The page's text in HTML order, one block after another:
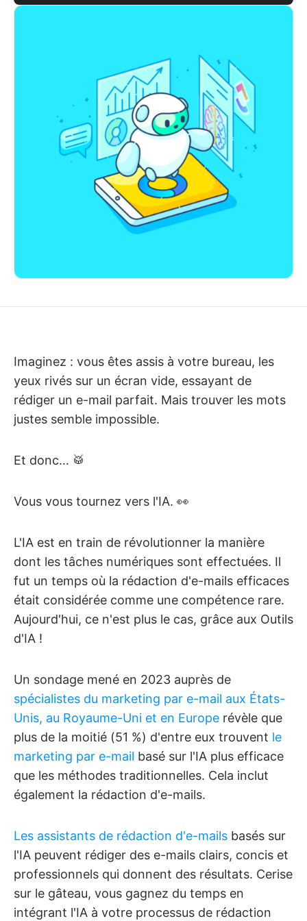
Imaginez : vous êtes assis à votre bureau, les
yeux rivés sur un écran vide, essayant de
rédiger un e-mail parfait. Mais trouver les mots
justes semble impossible.
Et donc… 🥁
Vous vous tournez vers l'IA. 👀
L'IA est en train de révolutionner la manière
dont les tâches numériques sont effectuées. Il
fut un temps où la rédaction d'e-mails efficaces
était considérée comme une compétence rare.
Aujourd'hui, ce n'est plus le cas, grâce aux Outils
d'IA !
Un sondage mené en 2023 auprès de
spécialistes du marketing par e-mail aux États-
Unis, au Royaume-Uni et en Europe révèle que
plus de la moitié (51 %) d'entre eux trouvent le
marketing par e-mail basé sur l'IA plus efficace
que les méthodes traditionnelles. Cela inclut
également la rédaction d'e-mails.
Les assistants de rédaction d'e-mails basés sur
l'IA peuvent rédiger des e-mails clairs, concis et
professionnels qui donnent des résultats. Cerise
sur le gâteau, vous gagnez du temps en
intégrant l'IA à votre processus de rédaction